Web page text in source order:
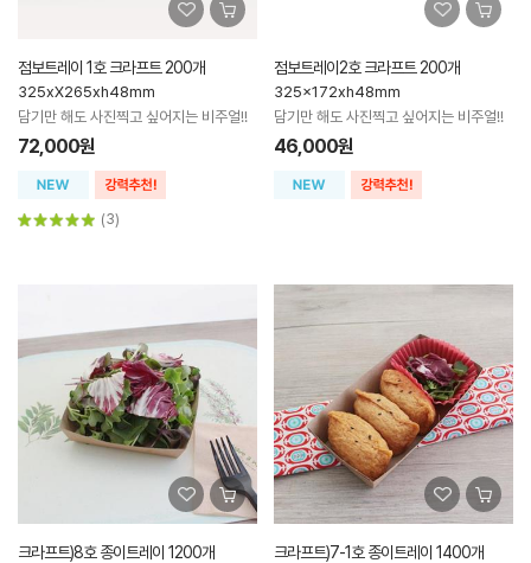
점보트레이 1호 크라프트 200개
325xX265xh48mm
담기만 해도 사진찍고 싶어지는 비주얼!!
72,000원
(3)
점보트레이2호 크라프트 200개
325x172xh48mm
담기만 해도 사진찍고 싶어지는 비주얼!!
46,000원
크라프트)8호 종이트레이 1200개 크라프트)7-1호 종이트레이 1400개